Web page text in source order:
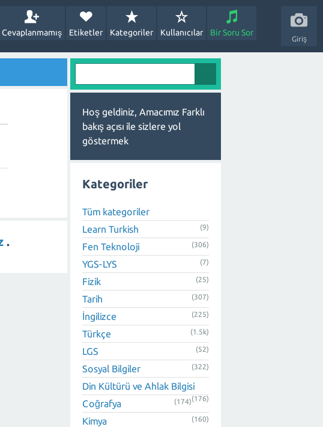
Giriş
Cevaplanmamış Etiketler Kategoriler Kullanıcılar Bir Soru Sor
.
Hoş geldiniz, Amacımız Farklı
bakış açısı ile sizlere yol
göstermek
Kategoriler
Tüm kategoriler
Learn Turkish
(9)
Fen Teknoloji (306)
YGS-LYS (7)
Fizik (25)
Tarih (307)
İngilizce (225)
Türkçe (1.5k)
LGS (52)
Sosyal Bilgiler (322)
Din Kültürü ve Ahlak Bilgisi
(176)
Coğrafya (174)
Kimya (160)